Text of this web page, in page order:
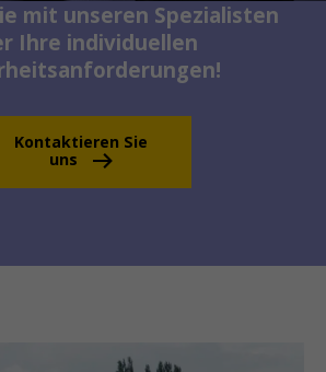
mit unseren Spezialisten
Ihre individuellen
Kontaktieren Sie
uns